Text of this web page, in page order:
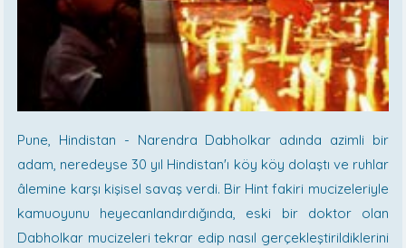
Pune, Hindistan - Narendra Dabholkar adında azimli bir
adam, neredeyse 30 yıl Hindistan'ı köy köy dolaştı ve ruhlar
âlemine karşı kişisel savaş verdi. Bir Hint fakiri mucizeleriyle
kamuoyunu heyecanlandırdığında, eski bir doktor olan
Dabholkar mucizeleri tekrar edip nasıl gerçekleştirildiklerini